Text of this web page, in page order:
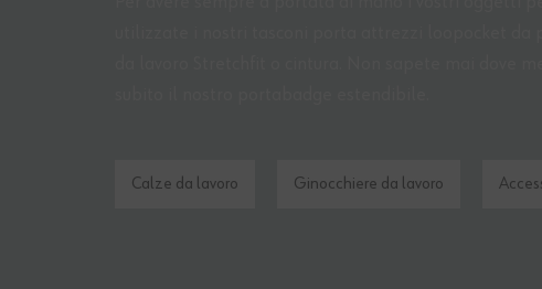
Calze da lavoro Ginocchiere da lavoro